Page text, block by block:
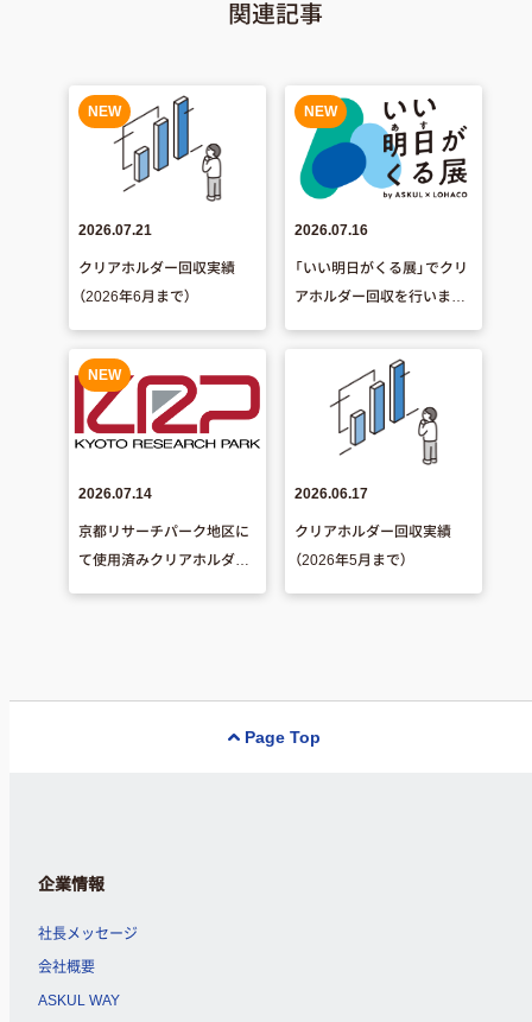
関連記事
NEW
2026.07.21
クリアホルダー回収実績
（2026年6月まで）
NEW
2026.07.16
「いい明日がくる展」でクリ
アホルダー回収を行いまし
NEW
2026.07.14
京都リサーチパーク地区に
て使用済みクリアホルダー
2026.06.17
クリアホルダー回収実績
（2026年5月まで）
Page Top
企業情報
社長メッセージ
会社概要
ASKUL WAY